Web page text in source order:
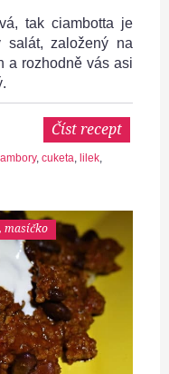
tak ciambotta je
salát, založený na
a rozhodně vás asi
Číst recept
, cuketa, lilek,
masíčko